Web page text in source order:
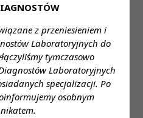
z przeniesieniem i
Laboratoryjnych do
tymczasowo
Laboratoryjnych
specjalizacji. Po
osobnym
procesu
korzystaniem ze
oraz wykonywanie